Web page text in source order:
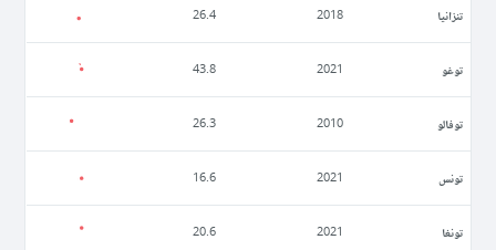
تنزانيا 2018
26.4
توغو 2021
43.8
توفالو 2010
26.3
تونس 2021
16.6
تونغا 2021
20.6